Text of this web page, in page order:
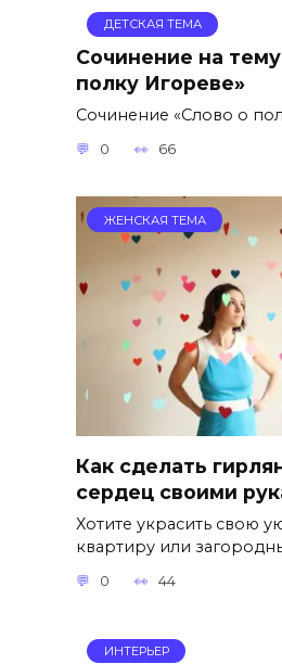
ДЕТСКАЯ ТЕМА
Сочинение на
полку Игореве»
Сочинение «Слово о
0 66
ЖЕНСКАЯ ТЕМА
Как сделать
сердец своими
Хотите украсить свою
квартиру или
0 44
ИНТЕРЬЕР